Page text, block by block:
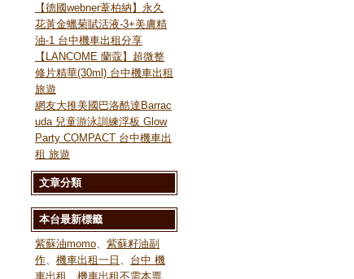
【德國webner葦柏納】永久
花黃金蠟菊賦活液-3+美膚精
油-1 台中機車出租分享
【LANCOME 蘭蔻】超微整
修片精華(30ml) 台中機車出租
旅遊
網友大推美國巴洛酷達Barrac
uda 兒童游泳訓練浮板 Glow
Party COMPACT 台中機車出
租 旅遊
文章分類
本台最新標籤
紫蘇油momo
紫蘇籽油副
作
機車出租一日
台中 機
車出租
機車出租不需本票